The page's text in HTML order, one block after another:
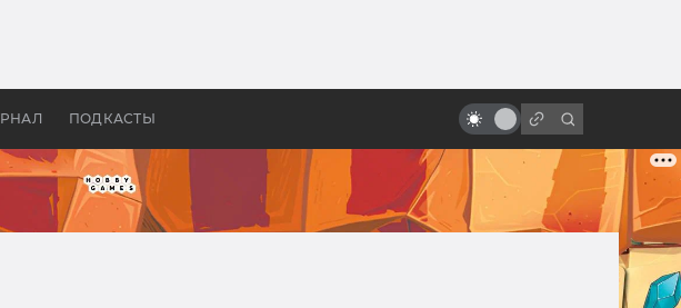
ПОДКАСТЫ
Грецией
заслуживают больше любви